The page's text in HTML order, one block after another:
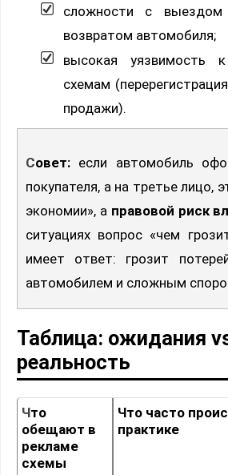
сложности с выездом
возвратом автомобиля;
высокая уязвимость
схемам
продажи).
Совет: если автомобиль
покупателя, а на третье лицо,
экономии», а правовой риск
ситуациях вопрос «чем
имеет ответ: грозит
автомобилем и сложным
Таблица: ожидания
реальность
Что
обещают в
рекламе
схемы
Что часто
практике